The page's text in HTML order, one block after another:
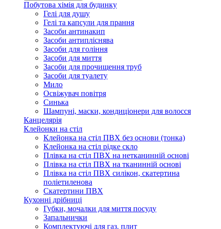
Побутова хімія для будинку
Гелі для душу
Гелі та капсули для прання
Засоби антинакип
Засоби антипліснява
Засоби для гоління
Засоби для миття
Засоби для прочищення труб
Засоби для туалету
Мило
Освіжувач повітря
Синька
Шампуні, маски, кондиціонери для волосся
Канцелярія
Клейонки на стіл
Клейонка на стіл ПВХ без основи (тонка)
Клейонка на стіл рідке скло
Плівка на стіл ПВХ на нетканинній основі
Плівка на стіл ПВХ на тканинній основі
Плівка на стіл ПВХ силікон, скатертина
поліетиленова
Скатертини ПВХ
Кухонні дрібниці
Губки, мочалки для миття посуду
Запальнички
Комплектуючі для газ. плит